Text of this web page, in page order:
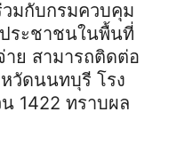
มกับกรมควบคุม
ระชาชนในพื้นที่
าย สามารถติดต่อ
วัดนนทบุรี โรง
1422 ทราบผล